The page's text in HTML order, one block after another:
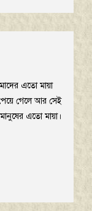
এতো মায়া
গেলে আর সেই
এতো মায়া।